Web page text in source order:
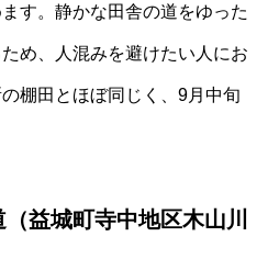
す。静かな田舎の道をゆった
め、人混みを避けたい人にお
棚田とほぼ同じく、9月中旬
益城町寺中地区木山川